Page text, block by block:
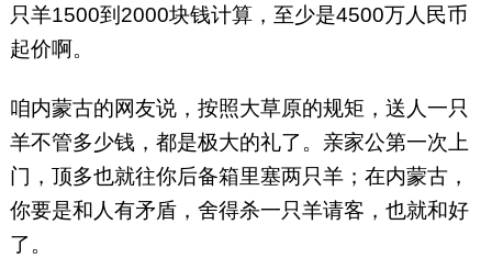
只羊1500到2000块钱计算，至少是4500万人民币
起价啊。
咱内蒙古的网友说，按照大草原的规矩，送人一只
羊不管多少钱，都是极大的礼了。亲家公第一次上
门，顶多也就往你后备箱里塞两只羊；在内蒙古，
你要是和人有矛盾，舍得杀一只羊请客，也就和好
了。